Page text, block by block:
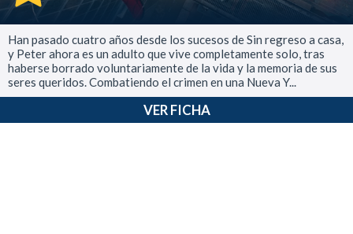
Han pasado cuatro años desde los sucesos de Sin regreso a casa,
y Peter ahora es un adulto que vive completamente solo, tras
haberse borrado voluntariamente de la vida y la memoria de sus
seres queridos. Combatiendo el crimen en una Nueva Y...
VER FICHA